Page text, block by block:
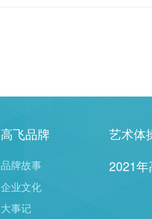
高飞品牌
品牌故事
企业文化
大事记
艺术体
2021